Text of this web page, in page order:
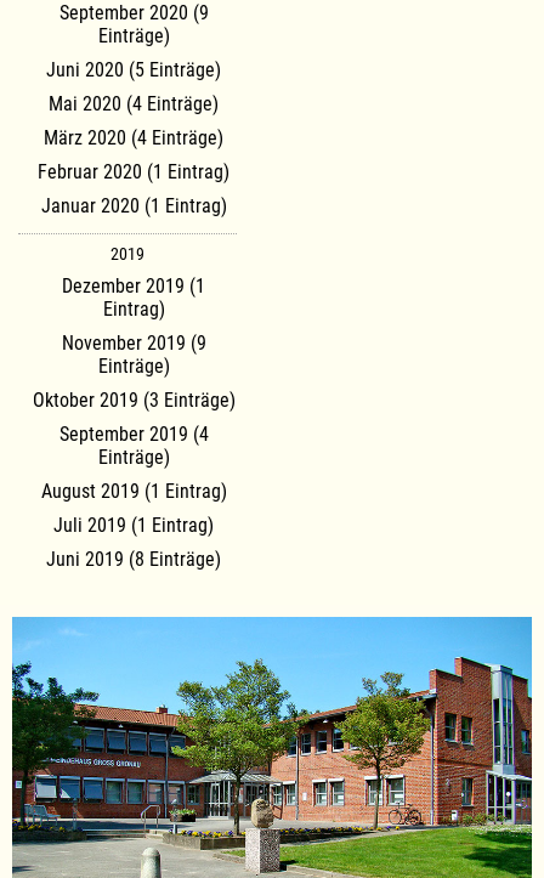
September 2020 (9
Einträge)
Juni 2020 (5 Einträge)
Mai 2020 (4 Einträge)
März 2020 (4 Einträge)
Februar 2020 (1 Eintrag)
Januar 2020 (1 Eintrag)
2019
Dezember 2019 (1
Eintrag)
November 2019 (9
Einträge)
Oktober 2019 (3 Einträge)
September 2019 (4
Einträge)
August 2019 (1 Eintrag)
Juli 2019 (1 Eintrag)
Juni 2019 (8 Einträge)